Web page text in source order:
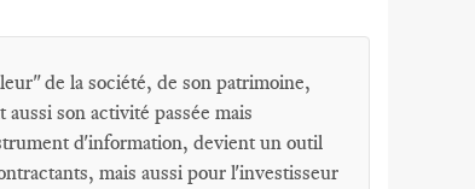
de la société, de son patrimoine,
son activité passée mais
d'information, devient un outil
mais aussi pour l'investisseur